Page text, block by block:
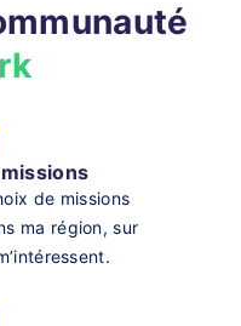
de missions
ma région, sur